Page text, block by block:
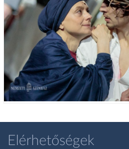
Elérhetőségek